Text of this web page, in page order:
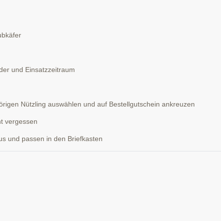
und Einsatzzeitraum
Nützling auswählen und auf Bestellgutschein ankreuzen
vergessen
und passen in den Briefkasten